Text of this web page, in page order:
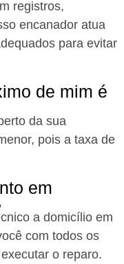
registros,
encanador atua
para evitar
de mim é
da sua
pois a taxa de
em
a domicílio em
com todos os
o reparo.